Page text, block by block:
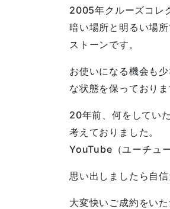
2005年クルーズコレ
暗い場所と明るい場
ストーンです。
お使いになる機会も
な状態を保っておりま
20年前、何をしてい
考えておりました。
YouTube（ユーチュ
思い出しましたら自
大変快いご成約をい